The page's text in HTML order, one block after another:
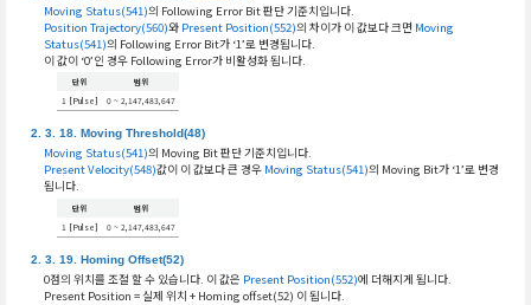
Moving Status(541)의 Following Error Bit 판단 기준치입니다.
Position Trajectory(560)와 Present Position(552)의 차이가 이 값보다 크면 Moving
Status(541)의 Following Error Bit가 ‘1’로 변경됩니다.
이 값이 ‘0’인 경우 Following Error가 비활성화 됩니다.
단위
범위
1 [Pulse]
0 ~ 2,147,483,647
Moving Threshold(48)
Moving Status(541)의 Moving Bit 판단 기준치입니다.
Present Velocity(548)값이 이 값보다 큰 경우 Moving Status(541)의 Moving Bit가 ‘1’로 변경
됩니다.
단위
범위
1 [Pulse]
0 ~ 2,147,483,647
Homing Offset(52)
0점의 위치를 조절 할 수 있습니다. 이 값은 Present Position(552)에 더해지게 됩니다.
Present Position = 실제 위치 + Homing offset(52) 이 됩니다.